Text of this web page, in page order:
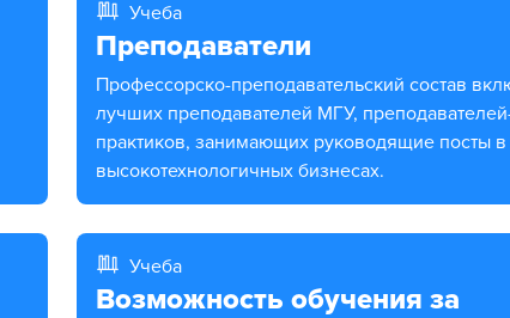
Учеба
Преподаватели
Профессорско-преподавательский состав включает
лучших преподавателей МГУ,
практиков, занимающих руководящие посты в
высокотехнологичных бизнесах.
Учеба
Возможность обучения за